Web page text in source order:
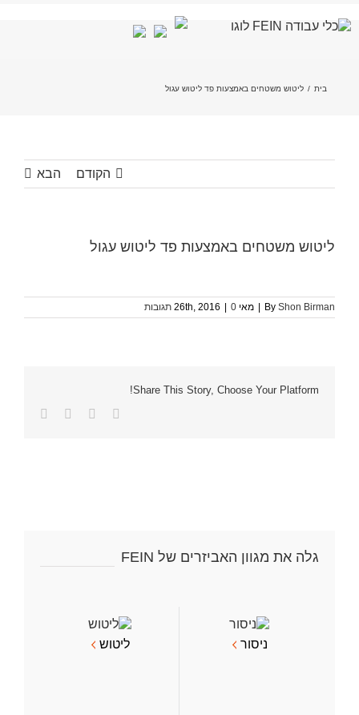
בית / ליטוש משטחים באמצעות פד ליטוש עגול
הקודם הבא
ליטוש משטחים באמצעות פד ליטוש עגול
By Shon Birman מאי 26th, 2016 0 תגובות
Share This Story, Choose Your Platform!
Facebook
Twitter
LinkedIn
גלה את מגוון האביזרים של FEIN
ניסור ליטוש